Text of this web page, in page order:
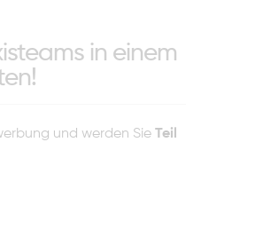
in einem
und werden Sie Teil